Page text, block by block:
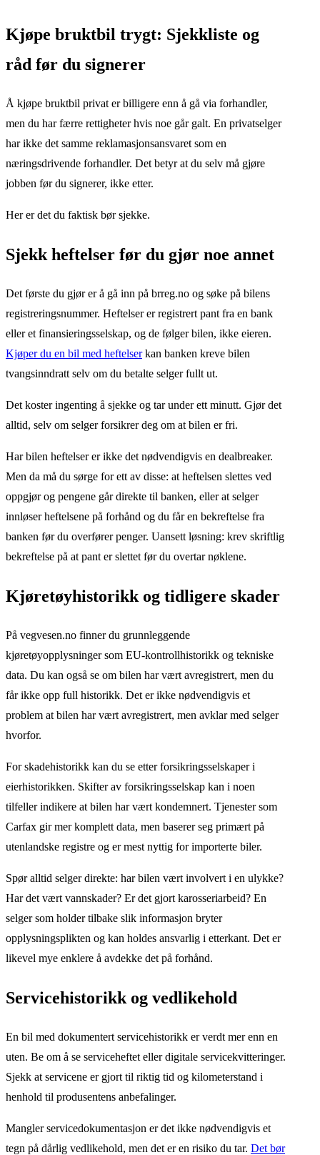
Kjøpe bruktbil trygt: Sjekkliste og
råd før du signerer
Å kjøpe bruktbil privat er billigere enn å gå via forhandler,
men du har færre rettigheter hvis noe går galt. En privatselger
har ikke det samme reklamasjonsansvaret som en
næringsdrivende forhandler. Det betyr at du selv må gjøre
jobben før du signerer, ikke etter.
Her er det du faktisk bør sjekke.
Sjekk heftelser før du gjør noe annet
Det første du gjør er å gå inn på brreg.no og søke på bilens
registreringsnummer. Heftelser er registrert pant fra en bank
eller et finansieringsselskap, og de følger bilen, ikke eieren.
Kjøper du en bil med heftelserkan banken kreve bilen
tvangsinndratt selv om du betalte selger fullt ut.
Det koster ingenting å sjekke og tar under ett minutt. Gjør det
alltid, selv om selger forsikrer deg om at bilen er fri.
Har bilen heftelser er ikke det nødvendigvis en dealbreaker.
Men da må du sørge for ett av disse: at heftelsen slettes ved
oppgjør og pengene går direkte til banken, eller at selger
innløser heftelsene på forhånd og du får en bekreftelse fra
banken før du overfører penger. Uansett løsning: krev skriftlig
bekreftelse på at pant er slettet før du overtar nøklene.
Kjøretøyhistorikk og tidligere skader
På vegvesen.no finner du grunnleggende
kjøretøyopplysninger som EU-kontrollhistorikk og tekniske
data. Du kan også se om bilen har vært avregistrert, men du
får ikke opp full historikk. Det er ikke nødvendigvis et
problem at bilen har vært avregistrert, men avklar med selger
hvorfor.
For skadehistorikk kan du se etter forsikringsselskaper i
eierhistorikken. Skifter av forsikringsselskap kan i noen
tilfeller indikere at bilen har vært kondemnert. Tjenester som
Carfax gir mer komplett data, men baserer seg primært på
utenlandske registre og er mest nyttig for importerte biler.
Spør alltid selger direkte: har bilen vært involvert i en ulykke?
Har det vært vannskader? Er det gjort karosseriarbeid? En
selger som holder tilbake slik informasjon bryter
opplysningsplikten og kan holdes ansvarlig i etterkant. Det er
likevel mye enklere å avdekke det på forhånd.
Servicehistorikk og vedlikehold
En bil med dokumentert servicehistorikk er verdt mer enn en
uten. Be om å se serviceheftet eller digitale servicekvitteringer.
Sjekk at servicene er gjort til riktig tid og kilometerstand i
henhold til produsentens anbefalinger.
Mangler servicedokumentasjon er det ikke nødvendigvis et
tegn på dårlig vedlikehold, men det er en risiko du tar. Det bør